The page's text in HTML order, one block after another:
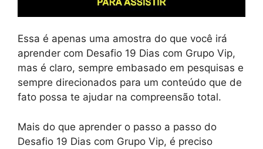
Essa é apenas uma amostra do que você irá
aprender com Desafio 19 Dias com Grupo Vip,
mas é claro, sempre embasado em pesquisas e
sempre direcionados para um conteúdo que de
fato possa te ajudar na compreensão total.
Mais do que aprender o passo a passo do
Desafio 19 Dias com Grupo Vip, é preciso